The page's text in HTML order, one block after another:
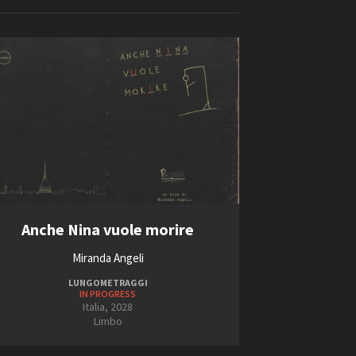
d’Arte
Venezia
Film Festival
Cinema di Roma
Festival
- Accedi al tuo profilo
- Scuola e Lavoro
Economici per
2024
2025
Anche Nina vuole morire
Miranda Angeli
LUNGOMETRAGGI
IN PROGRESS
Italia, 2028
Limbo